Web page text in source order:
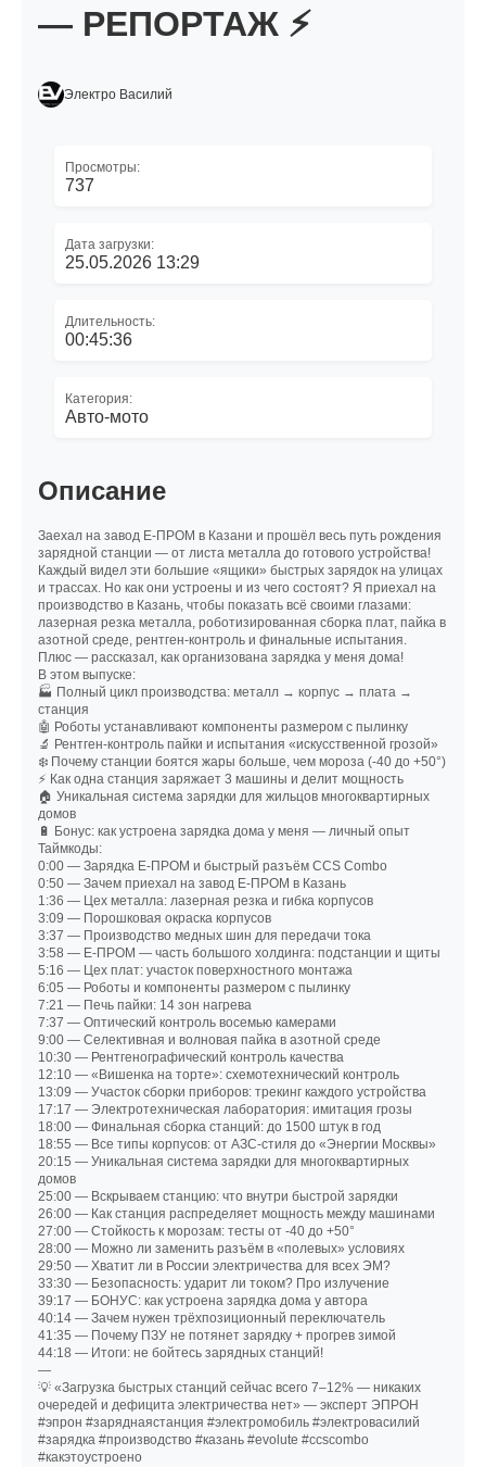
— РЕПОРТАЖ ⚡
Электро Василий
Просмотры:
737
Дата загрузки:
25.05.2026 13:29
Длительность:
00:45:36
Категория:
Авто-мото
Описание
Заехал на завод Е-ПРОМ в Казани и прошёл весь путь рождения
зарядной станции — от листа металла до готового устройства!
Каждый видел эти большие «ящики» быстрых зарядок на улицах
и трассах. Но как они устроены и из чего состоят? Я приехал на
производство в Казань, чтобы показать всё своими глазами:
лазерная резка металла, роботизированная сборка плат, пайка в
азотной среде, рентген-контроль и финальные испытания.
Плюс — рассказал, как организована зарядка у меня дома!
В этом выпуске:
🏭 Полный цикл производства: металл → корпус → плата →
станция
🤖 Роботы устанавливают компоненты размером с пылинку
🔬 Рентген-контроль пайки и испытания «искусственной грозой»
❄️ Почему станции боятся жары больше, чем мороза (-40 до +50°)
⚡ Как одна станция заряжает 3 машины и делит мощность
🏠 Уникальная система зарядки для жильцов многоквартирных
домов
🔋 Бонус: как устроена зарядка дома у меня — личный опыт
Таймкоды:
0:00 — Зарядка Е-ПРОМ и быстрый разъём CCS Combo
0:50 — Зачем приехал на завод Е-ПРОМ в Казань
1:36 — Цех металла: лазерная резка и гибка корпусов
3:09 — Порошковая окраска корпусов
3:37 — Производство медных шин для передачи тока
3:58 — Е-ПРОМ — часть большого холдинга: подстанции и щиты
5:16 — Цех плат: участок поверхностного монтажа
6:05 — Роботы и компоненты размером с пылинку
7:21 — Печь пайки: 14 зон нагрева
7:37 — Оптический контроль восемью камерами
9:00 — Селективная и волновая пайка в азотной среде
10:30 — Рентгенографический контроль качества
12:10 — «Вишенка на торте»: схемотехнический контроль
13:09 — Участок сборки приборов: трекинг каждого устройства
17:17 — Электротехническая лаборатория: имитация грозы
18:00 — Финальная сборка станций: до 1500 штук в год
18:55 — Все типы корпусов: от АЗС-стиля до «Энергии Москвы»
20:15 — Уникальная система зарядки для многоквартирных
домов
25:00 — Вскрываем станцию: что внутри быстрой зарядки
26:00 — Как станция распределяет мощность между машинами
27:00 — Стойкость к морозам: тесты от -40 до +50°
28:00 — Можно ли заменить разъём в «полевых» условиях
29:50 — Хватит ли в России электричества для всех ЭМ?
33:30 — Безопасность: ударит ли током? Про излучение
39:17 — БОНУС: как устроена зарядка дома у автора
40:14 — Зачем нужен трёхпозиционный переключатель
41:35 — Почему ПЗУ не потянет зарядку + прогрев зимой
44:18 — Итоги: не бойтесь зарядных станций!
—
💡 «Загрузка быстрых станций сейчас всего 7–12% — никаких
очередей и дефицита электричества нет» — эксперт ЭПРОН
#эпрон #заряднаястанция #электромобиль #электровасилий
#зарядка #производство #казань #evolute #ccscombo
#какэтоустроено